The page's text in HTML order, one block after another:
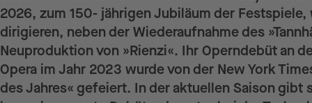
2026, zum 150- jährigen Jubiläum der
dirigieren, neben der Wiederaufnahme des
Neuproduktion von »Rienzi«. Ihr Operndebüt an
Opera im Jahr 2023 wurde von der New York
des Jahres« gefeiert. In der aktuellen Saison gibt